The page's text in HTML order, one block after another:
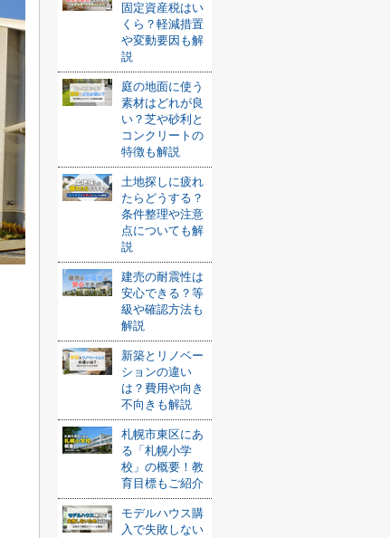
固定資産税はい
くら？軽減措置
や変動要因も解
説
庭の地面に使う
素材はどれが良
い？芝や砂利と
コンクリートの
特徴も解説
土地探しに疲れ
たらどうする？
条件整理や注意
点についても解
説
建売の耐震性は
安心できる？等
級や確認方法も
解説
新築とリノベー
ションの違い
は？費用や向き
不向きも解説
札幌市東区にあ
る「札幌小学
校」の概要！教
育目標もご紹介
モデルハウス購
入で失敗しない